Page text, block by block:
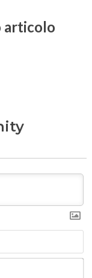
articolo